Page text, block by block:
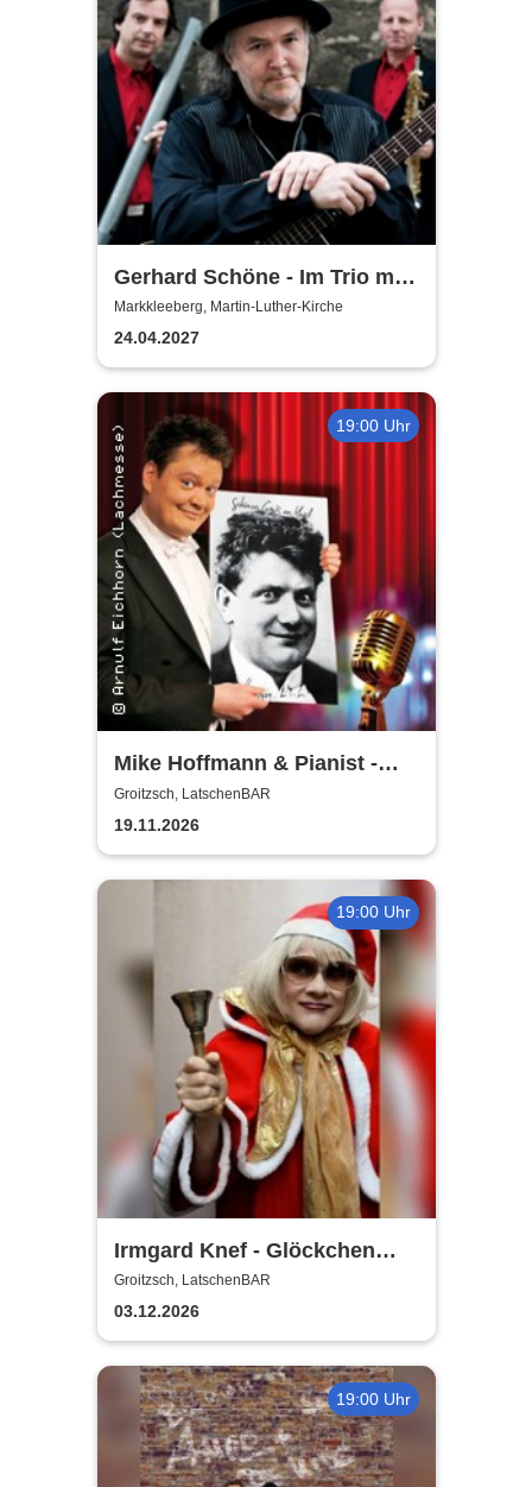
Gerhard Schöne - Im Trio mit
Orgel & Sax: Ich öffne die Tür
weit am Abend
Markkleeberg, Martin-Luther-Kirche
24.04.2027
19:00 Uhr
Mike Hoffmann & Pianist -
Nehm´n Sie´n Alten! | Ein Otto
Reutter-Abend
Groitzsch, LatschenBAR
19.11.2026
19:00 Uhr
Irmgard Knef - Glöckchen
hier - Glöckchen da |
LatschenBAR
Groitzsch, LatschenBAR
03.12.2026
19:00 Uhr